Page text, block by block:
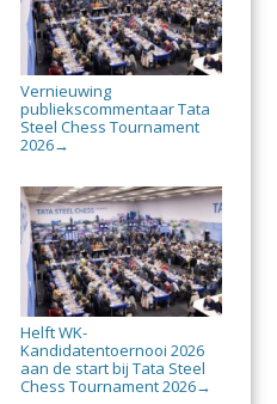
Vernieuwing
publiekscommentaar Tata
Steel Chess Tournament
2026→
Helft WK-
Kandidatentoernooi 2026
aan de start bij Tata Steel
Chess Tournament 2026→